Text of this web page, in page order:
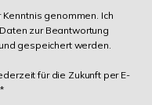
Kenntnis genommen. Ich
zur Beantwortung
gespeichert werden.
für die Zukunft per E-